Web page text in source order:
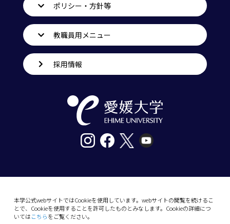
本学公式webサイトではCookieを使用しています。webサイトの閲覧を続けるこ
とで、Cookieを使用することを許可したものとみなします。Cookieの詳細につ
いてはこちらをご覧ください。
ポリシー・方針等
教職員用メニュー
採用情報
10-13 Dogo-Himata, Matsuyama, Ehime 790-